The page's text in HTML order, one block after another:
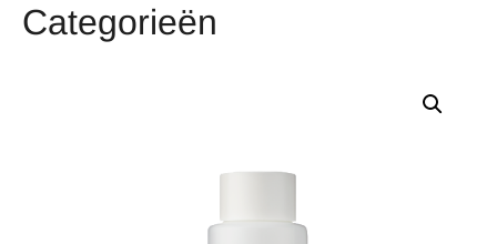
Categorieën